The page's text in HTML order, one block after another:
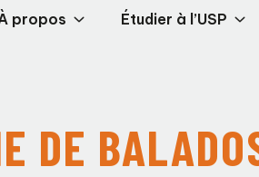
propos Étudier à l’USP
DE